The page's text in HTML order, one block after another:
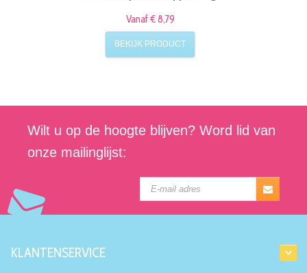
Vanaf € 8,79
BEKIJK PRODUCT
Wilt u op de hoogte blijven? Word lid van
onze mailinglijst:
KLANTENSERVICE